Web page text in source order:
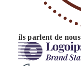
ils parlent de nous